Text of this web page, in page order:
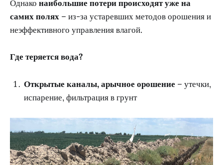
Однако наибольшие потери происходят уже на
самих полях – из-за устаревших методов орошения и
неэффективного управления влагой.
Где теряется вода?
Открытые каналы, арычное орошение – утечки,
испарение, фильтрация в грунт